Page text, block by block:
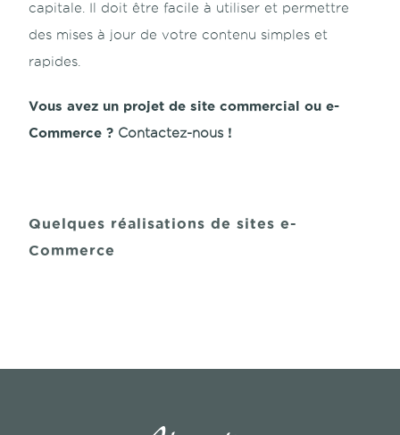
capitale. Il doit être facile à utiliser et permettre
des mises à jour de votre contenu simples et
rapides.
Vous avez un projet de site commercial ou e-
Commerce ? Contactez-nous !
Quelques réalisations de sites e-
Commerce